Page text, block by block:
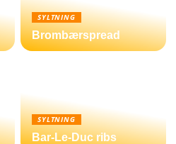
SYLTNING
Brombærspread
SYLTNING
Bar-Le-Duc ribs